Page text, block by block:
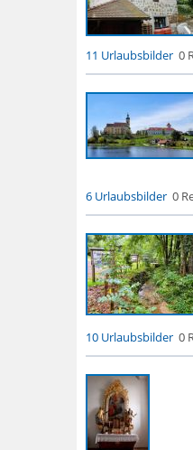
11 Urlaubsbilder 0
6 Urlaubsbilder 0
10 Urlaubsbilder 0